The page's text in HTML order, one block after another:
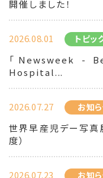
開催しました！
2026.08.01 トピッ
「Newsweek -
Hospital...
2026.07.27 お知
世界早産児デー写真
度）
2026.07.23 お知